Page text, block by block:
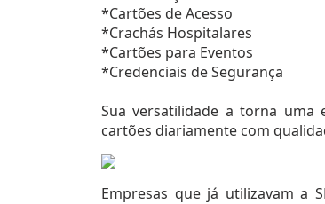
*Cartões de Acesso
*Crachás Hospitalares
*Cartões para Eventos
*Credenciais de Segurança
Sua versatilidade a torna uma
cartões diariamente com
Empresas que já utilizavam a